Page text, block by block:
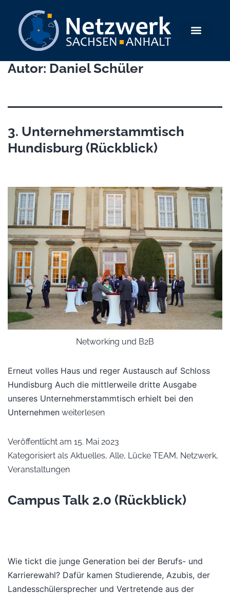
Autor: Daniel Schüler
3. Unternehmerstammtisch
Hundisburg (Rückblick)
Networking und B2B
Erneut volles Haus und reger Austausch auf Schloss
Hundisburg Auch die mittlerweile dritte Ausgabe
unseres Unternehmerstammtisch erhielt bei den
Unternehmen weiterlesen
Veröffentlicht am 15. Mai 2023
Kategorisiert als Aktuelles, Alle, Lücke TEAM, Netzwerk,
Veranstaltungen
Campus Talk 2.0 (Rückblick)
Wie tickt die junge Generation bei der Berufs- und
Karrierewahl? Dafür kamen Studierende, Azubis, der
Landesschülersprecher und Vertretende aus der